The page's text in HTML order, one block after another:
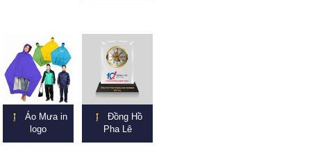
Áo Mưa in
logo
Đồng Hồ
Pha Lê